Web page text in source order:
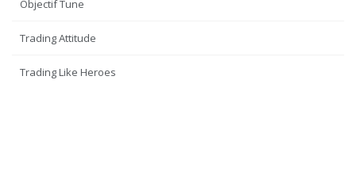
Objectif Tune
Trading Attitude
Trading Like Heroes